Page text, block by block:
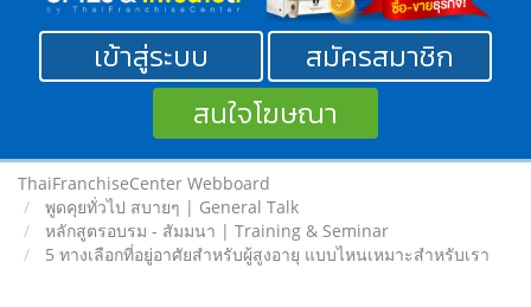
เข้าสู่ระบบ
สมัครสมาชิก
สนใจโฆษณา
ThaiFranchiseCenter Webboard
พูดคุยทั่วไป สบายๆ | General Talk
หลักสูตรอบรม - สัมมนา | Training & Seminar
5 ทางเลือกที่อยู่อาศัยสำหรับผู้สูงอายุ แบบไหนเหมาะสำหรับเรา